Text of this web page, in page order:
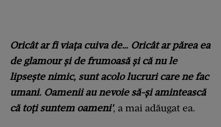
Oricât ar fi viaţa cuiva de… Oricât ar părea ea
de glamour şi de frumoasă şi că nu le
lipseşte nimic, sunt acolo lucruri care ne fac
umani. Oamenii au nevoie să-şi amintească
că toţi suntem oameni', a mai adăugat ea.